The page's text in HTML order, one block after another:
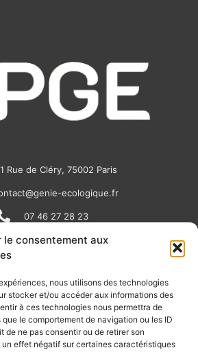
le consentement aux
nous utilisons des technologies
stocker et/ou accéder aux informations des
à ces technologies nous permettra de
le comportement de navigation ou les ID
de ne pas consentir ou de retirer son
effet négatif sur certaines caractéristiques
Rue de Cléry, 75002 Paris
ecologique.fr
07 46 27 28 23
i
n
k
e
o
u
t
u
L'ACTU DE LA FILIÈRE
les articles terrain de nos adhérents, les
de la filière, nos offres de stages et